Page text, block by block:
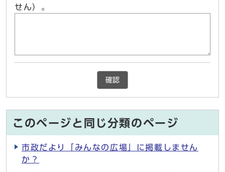
せん）。
確認
このページと同じ分類のページ
市政だより「みんなの広場」に掲載しません
か？